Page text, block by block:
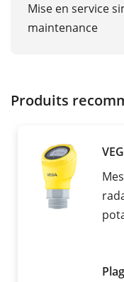
Mise en service
maintenance
Produits